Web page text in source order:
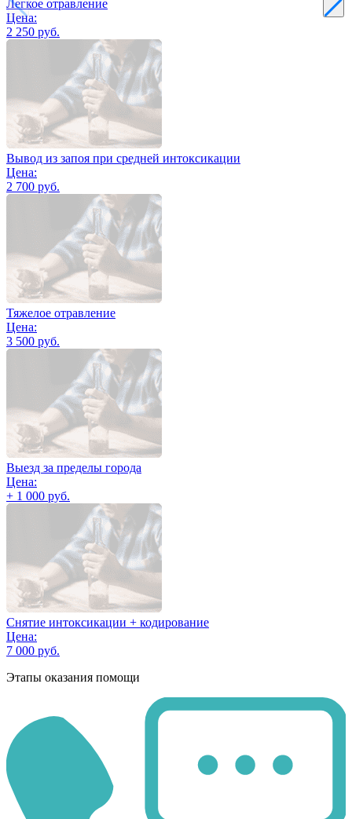
Легкое отравление
Цена:
2 250 руб.
Вывод из запоя при средней интоксикации
Цена:
2 700 руб.
Тяжелое отравление
Цена:
3 500 руб.
Выезд за пределы города
Цена:
+ 1 000 руб.
Снятие интоксикации + кодирование
Цена:
7 000 руб.
Этапы оказания помощи